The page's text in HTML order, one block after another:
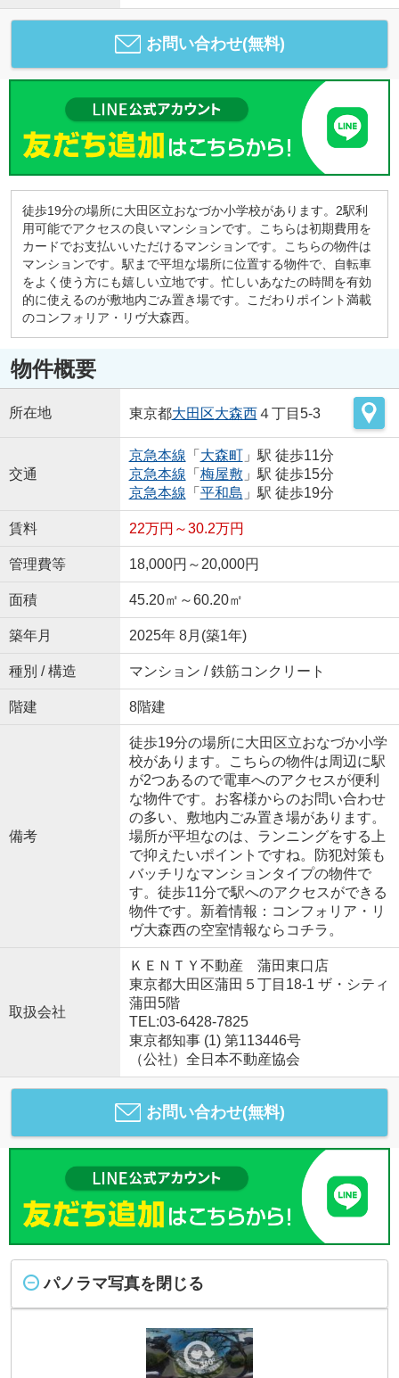
お問い合わせ(無料)
徒歩19分の場所に大田区立おなづか小学校があります。2駅利
用可能でアクセスの良いマンションです。こちらは初期費用を
カードでお支払いいただけるマンションです。こちらの物件は
マンションです。駅まで平坦な場所に位置する物件で、自転車
をよく使う方にも嬉しい立地です。忙しいあなたの時間を有効
的に使えるのが敷地内ごみ置き場です。こだわりポイント満載
のコンフォリア・リヴ大森西。
物件概要
所在地 東京都大田区大森西４丁目5-3
交通
京急本線 「 大森町」駅 徒歩11分
京急本線 「 梅屋敷 」駅 徒歩15分
京急本線 「 平和島 」駅 徒歩19分
賃料 22万円～30.2万円
管理費等 18,000円～20,000円
面積 45.20㎡～60.20㎡
築年月 2025年 8月(築1年)
種別 / 構造 マンション / 鉄筋コンクリート
階建 8階建
備考
徒歩19分の場所に大田区立おなづか小学
校があります。こちらの物件は周辺に駅
が2つあるので電車へのアクセスが便利
な物件です。お客様からのお問い合わせ
の多い、敷地内ごみ置き場があります。
場所が平坦なのは、ランニングをする上
で抑えたいポイントですね。防犯対策も
バッチリなマンションタイプの物件で
す。徒歩11分で駅へのアクセスができる
物件です。新着情報：コンフォリア・リ
ヴ大森西の空室情報ならコチラ。
取扱会社
ＫＥＮＴＹ不動産 蒲田東口店
東京都大田区蒲田５丁目18-1 ザ・シティ
蒲田5階
TEL:03-6428-7825
東京都知事 (1) 第113446号
（公社）全日本不動産協会
お問い合わせ(無料)
パノラマ写真を閉じる